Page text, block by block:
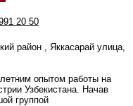
20 50
район , Яккасарай улица,
опытом работы на
Узбекистана. Начав
группой